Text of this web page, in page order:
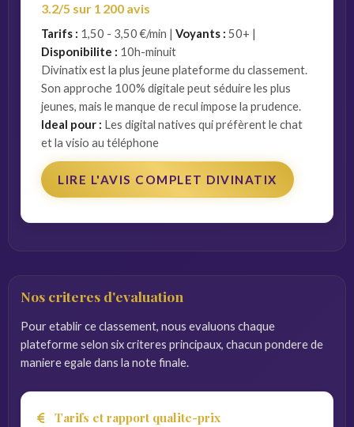
3.2/5 sur 1 200 avis
Tarifs : 1,50 - 3,50 €/min | Voyants : 50+ |
Disponibilite : 10h-minuit
Divinatix est la plus jeune plateforme du classement.
Son approche 100% digitale peut séduire les plus
jeunes, mais le manque de recul impose la prudence.
Ideal pour : Les digital natives qui préfèrent le chat
et la visio au téléphone
LIRE L'AVIS COMPLET DIVINATIX
Nos criteres d'evaluation
Pour etablir ce classement, nous evaluons chaque
plateforme selon six criteres principaux, chacun pondere de
maniere egale dans la note finale.
Tarifs et rapport qualite-prix